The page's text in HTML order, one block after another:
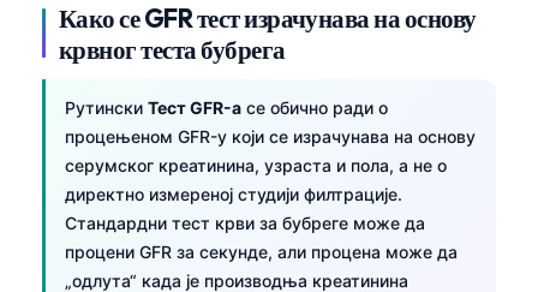
Како се GFR тест израчунава на основу
крвног теста бубрега
Рутински Тест GFR-а се обично ради о
процењеном GFR-у који се израчунава на основу
серумског креатинина, узраста и пола, а не о
директно измереној студији филтрације.
Стандардни тест крви за бубреге може да
процени GFR за секунде, али процена може да
„одлута“ када је производња креатинина